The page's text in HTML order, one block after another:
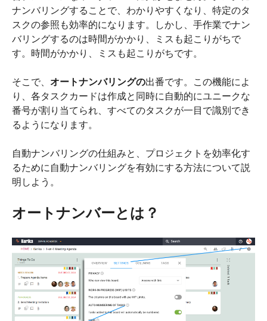
ナンバリングすることで、わかりやすくなり、特定のタ
スクの参照も効率的になります。しかし、手作業でナン
バリングするのは時間がかかり、ミスも起こりがちで
す。時間がかかり、ミスも起こりがちです。
そこで、 オートナンバリングの出番です。この機能によ
り、各タスクカードは作成と同時に自動的にユニークな
番号が割り当てられ、すべてのタスクが一目で識別でき
るようになります。
自動ナンバリングの仕組みと、プロジェクトを効率化す
るために自動ナンバリングを有効にする方法について説
明しよう。
オートナンバーとは？